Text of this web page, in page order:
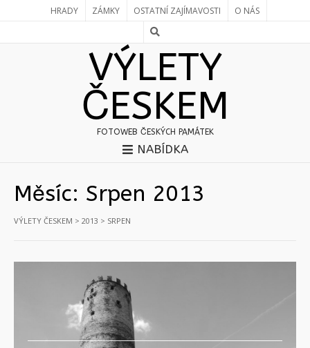
HRADY ZÁMKY OSTATNÍ ZAJÍMAVOSTI O NÁS
VÝLETY
ČESKEM
FOTOWEB ČESKÝCH PAMÁTEK
NABÍDKA
Měsíc: Srpen 2013
VÝLETY ČESKEM > 2013 > SRPEN